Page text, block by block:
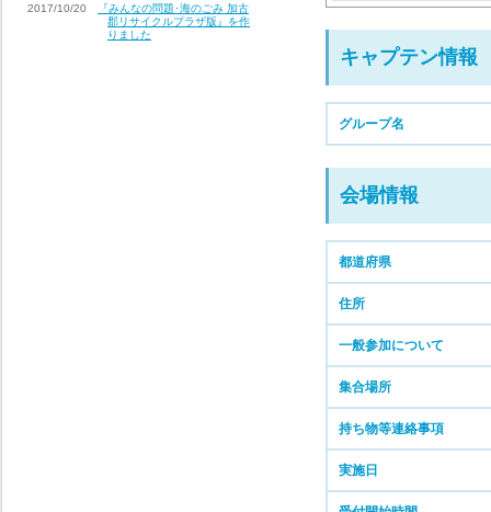
キャプテン情報
グループ名
会場情報
都道府県
住所
一般参加について
集合場所
持ち物等連絡事項
実施日
2017/10/20
『みんなの問題･海のごみ 加古
郡リサイクルプラザ版』を作
りました